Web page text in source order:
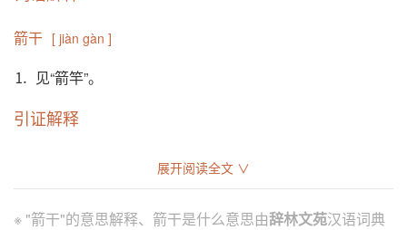
箭干 [ jiàn gàn ]
⒈ 见“箭竿”。
引证解释
分字解释
展开阅读全文 ∨
※ "箭干"的意思解释、箭干是什么意思由辞林文苑汉语词典